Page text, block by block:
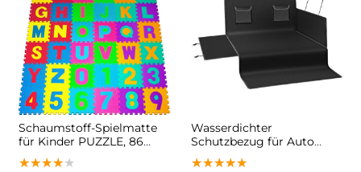
Schaumstoff-Spielmatte
für Kinder PUZZLE, 86
Teile, bunt
★★★★★
★★★★★
★★★★★
Wasserdichter
Schutzbezug für Auto
OTO, 101x180 cm, schwarz
★★★★★
★★★★★
★★★★★